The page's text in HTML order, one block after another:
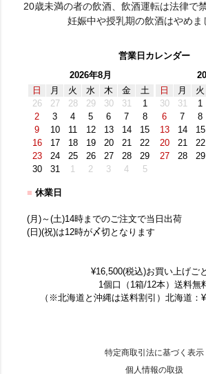
20歳未満の者の飲酒、飲酒運転は法律で
妊娠中や授乳期の飲酒はやめま
営業日カレンダー
2026年8月
日
月 火 水 木 金
土
26
27 28 29 30 31
1
2
3 4 5 6 7
8
9
10 11 12 13 14
15
16
17 18 19 20 21
22
23
24 25 26 27 28
29
30
31 1 2 3 4 5
日
月 火
30
31 1
6
7 8
13
14 15
20
21 22
27
28 29
■ 休業日
(月)～(土)14時までのご注文で当日出荷
(日)(祝)は12時が〆切となります
¥16,500(税込)お買い上げご
1個口（1箱/12本）送料無
（※北海道と沖縄は送料割引）北海道：
特定商取引法に基づく表示
個人情報の取扱